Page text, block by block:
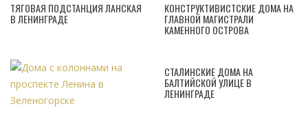
ТЯГОВАЯ ПОДСТАНЦИЯ ЛАНСКАЯ
В ЛЕНИНГРАДЕ
КОНСТРУКТИВИСТСКИЕ ДОМА НА
ГЛАВНОЙ МАГИСТРАЛИ
КАМЕННОГО ОСТРОВА
СТАЛИНСКИЕ ДОМА НА
БАЛТИЙСКОЙ УЛИЦЕ В
ЛЕНИНГРАДЕ